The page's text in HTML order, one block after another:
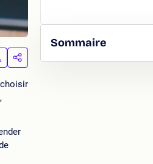
LA
FORMATION
PARTAGER
FORMATION
Sommaire